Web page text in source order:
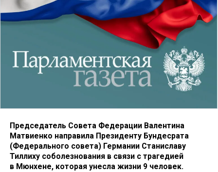
Председатель Совета Федерации Валентина
Матвиенко направила Президенту Бундесрата
(Федерального совета) Германии Станиславу
Тиллиху соболезнования в связи с трагедией
в Мюнхене, которая унесла жизни 9 человек.